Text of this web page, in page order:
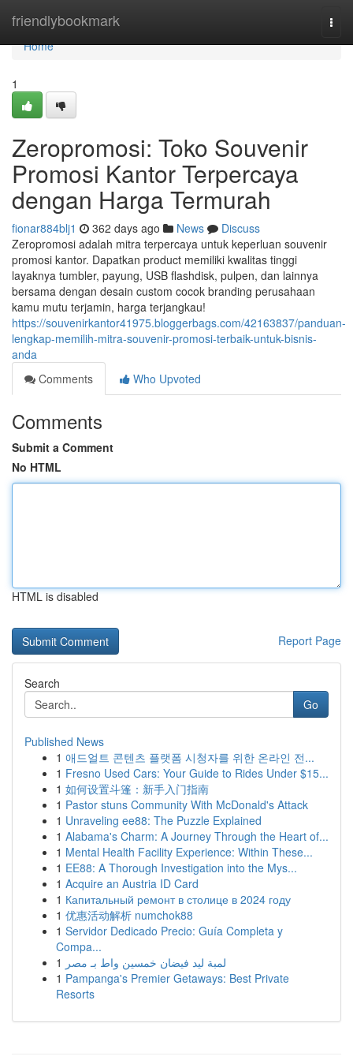
friendlybookmark
Home
Home
1
Zeropromosi: Toko Souvenir
Promosi Kantor Terpercaya
dengan Harga Termurah
fionar884blj1 362 days ago News
Discuss
Zeropromosi adalah mitra terpercaya untuk keperluan souvenir
promosi kantor. Dapatkan product memiliki kwalitas tinggi
layaknya tumbler, payung, USB flashdisk, pulpen, dan lainnya
bersama dengan desain custom cocok branding perusahaan
kamu mutu terjamin, harga terjangkau!
https://souvenirkantor41975.bloggerbags.com/42163837/panduan-
lengkap-memilih-mitra-souvenir-promosi-terbaik-untuk-bisnis-
anda
Comments
Who Upvoted
Comments
Submit a Comment
No HTML
HTML is disabled
Report Page
Search
Go
Published News
1 애드얼트 콘텐츠 플랫폼 시청자를 위한 온라인 전...
1 Fresno Used Cars: Your Guide to Rides Under $15...
1 如何设置斗篷：新手入门指南
1 Pastor stuns Community With McDonald's Attack
1 Unraveling ee88: The Puzzle Explained
1 Alabama's Charm: A Journey Through the Heart of...
1 Mental Health Facility Experience: Within These...
1 EE88: A Thorough Investigation into the Mys...
1 Acquire an Austria ID Card
1 Капитальный ремонт в столице в 2024 году
1 优惠活动解析 numchok88
1 Servidor Dedicado Precio: Guía Completa y
Compa...
1 لمبة ليد فيضان خمسين واط بـ مصر
1 Pampanga's Premier Getaways: Best Private
Resorts